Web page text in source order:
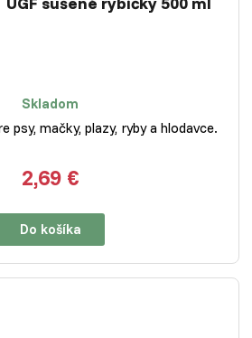
Skladom
psy, mačky, plazy, ryby a hlodavce.
2,69 €
Do košíka